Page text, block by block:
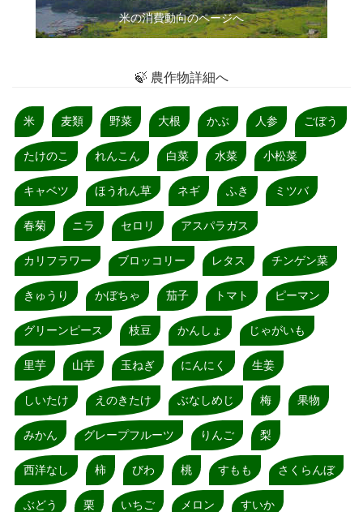
米の消費動向のページへ
🍃 農作物詳細へ
米 麦類 野菜 大根 かぶ 人参 ごぼう
たけのこ れんこん 白菜 水菜 小松菜
キャベツ ほうれん草 ネギ ふき ミツバ
春菊 ニラ セロリ アスパラガス
カリフラワー ブロッコリー レタス チンゲン菜
きゅうり かぼちゃ 茄子 トマト ピーマン
グリーンピース 枝豆 かんしょ じゃがいも
里芋 山芋 玉ねぎ にんにく 生姜
しいたけ えのきたけ ぶなしめじ 梅 果物
みかん グレープフルーツ りんご 梨
西洋なし 柿 びわ 桃 すもも さくらんぼ
ぶどう 栗 いちご メロン すいか